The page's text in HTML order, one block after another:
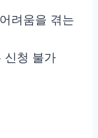
려움을 겪는
신청 불가